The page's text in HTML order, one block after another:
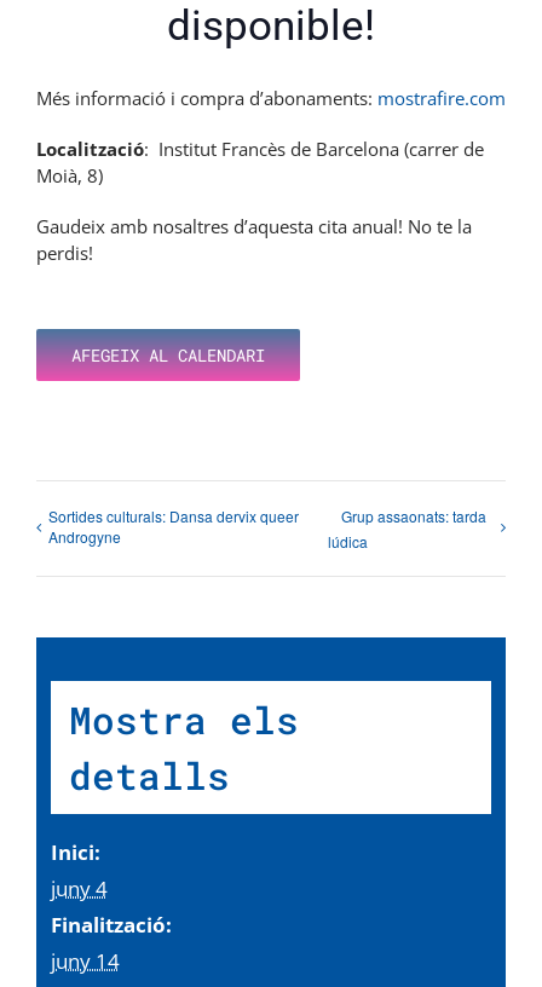
disponible!
Més informació i compra d’abonaments: mostrafire.com
Localització: Institut Francès de Barcelona (carrer de
Moià, 8)
Gaudeix amb nosaltres d’aquesta cita anual! No te la
perdis!
AFEGEIX AL CALENDARI
Sortides culturals: Dansa dervix queer
Androgyne
Grup assaonats: tarda
lúdica
Mostra els
detalls
Inici:
juny 4
Finalització:
juny 14